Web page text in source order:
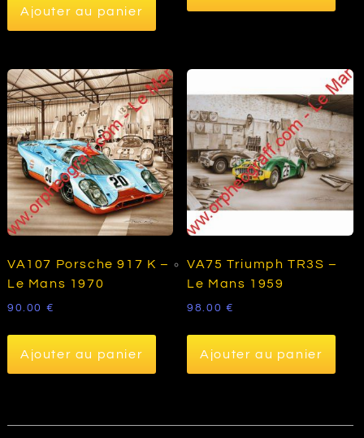
Ajouter au panier
90.00 €.45.00 €.
VA107 Porsche 917 K –
Le Mans 1970
90.00 €
Ajouter au panier
VA75 Triumph TR3S –
Le Mans 1959
98.00 €
Ajouter au panier